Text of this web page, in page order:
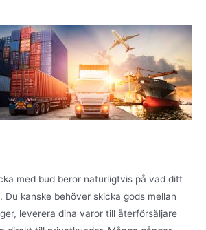
med bud beror naturligtvis på vad ditt
Du kanske behöver skicka gods mellan
leverera dina varor till återförsäljare